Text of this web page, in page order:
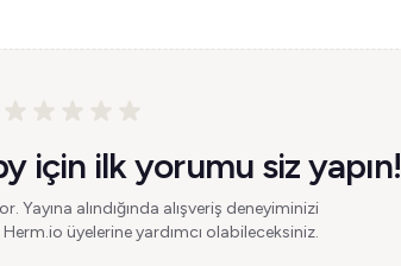
için ilk yorumu siz yapın!
Yayına alındığında alışveriş deneyiminizi
üyelerine yardımcı olabileceksiniz.